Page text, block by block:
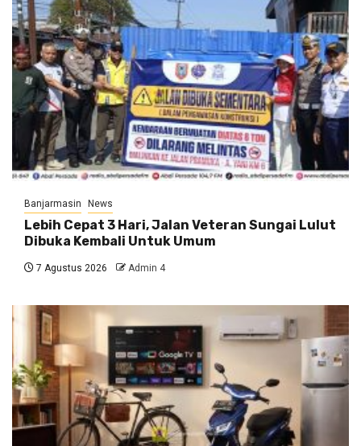
Banjarmasin News
Lebih Cepat 3 Hari, Jalan Veteran Sungai Lulut
Dibuka Kembali Untuk Umum
7 Agustus 2026 Admin 4